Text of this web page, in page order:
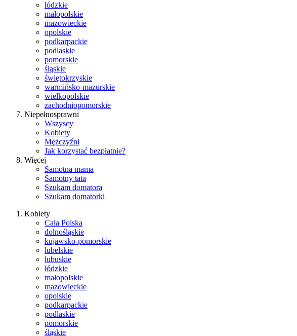
łódzkie
małopolskie
mazowieckie
opolskie
podkarpackie
podlaskie
pomorskie
śląskie
świętokrzyskie
warmińsko-mazurskie
wielkopolskie
zachodniopomorskie
Niepełnosprawni
Wszyscy
Kobiety
Mężczyźni
Jak korzystać bezpłatnie?
Więcej
Samotna mama
Samotny tata
Szukam domatora
Szukam domatorki
Kobiety
Cała Polska
dolnośląskie
kujawsko-pomorskie
lubelskie
lubuskie
łódzkie
małopolskie
mazowieckie
opolskie
podkarpackie
podlaskie
pomorskie
śląskie